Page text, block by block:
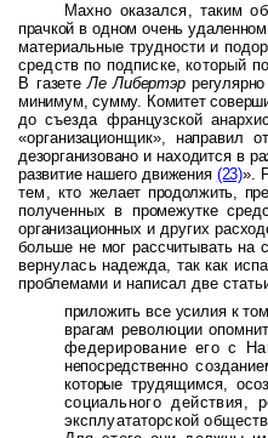
Махно оказался, таким
прачкой в одном очень
материальные трудности и
средств по подписке, который
В газетеЛе Либертэр
минимум, сумму. Комитет
до съезда французской
«организационщик», направил
дезорганизовано и находится в
развитие нашего движения (23)».
тем, кто желает продолжить,
полученных в промежутке
организационных и других
больше не мог рассчитывать на
вернулась надежда, так как
проблемами и написал две
приложить все усилия к
врагам революции опом­
федерирование его с
непосредственно
которые трудящимся,
социального
эксплуататорской